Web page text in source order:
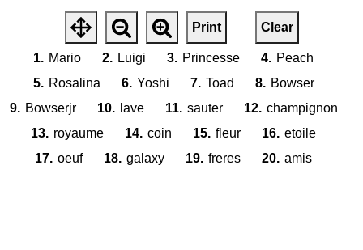
Print Clear
1. Mario 2. Luigi 3. Princesse 4. Peach
5. Rosalina 6. Yoshi 7. Toad 8. Bowser
9. Bowserjr 10. lave 11. sauter 12. champignon
13. royaume 14. coin 15. fleur 16. etoile
17. oeuf 18. galaxy 19. freres 20. amis